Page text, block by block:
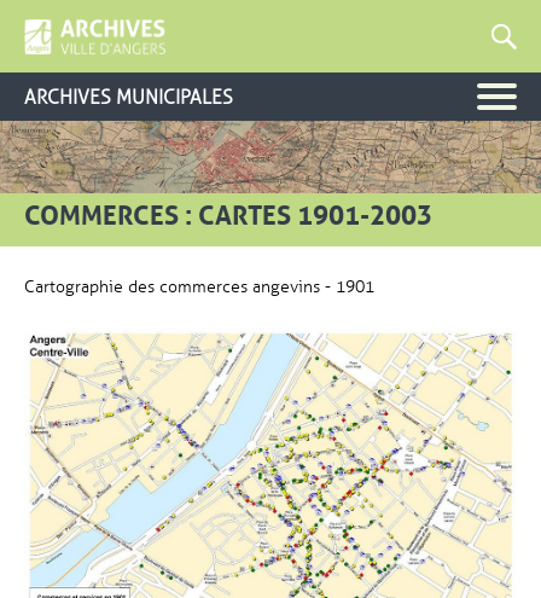
ARCHIVES MUNICIPALES
COMMERCES : CARTES 1901-2003
Cartographie des commerces angevins - 1901
Vue agrandie de l'image